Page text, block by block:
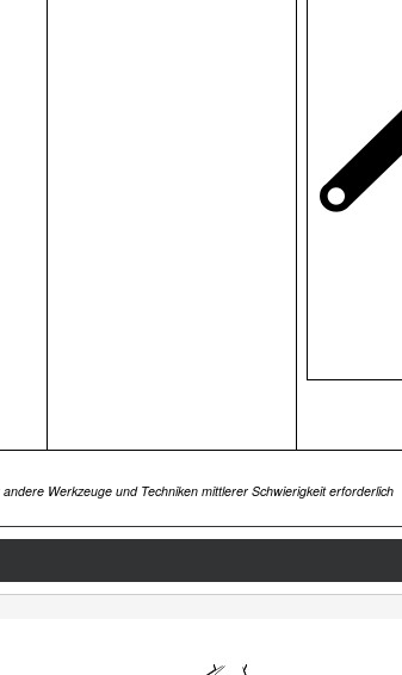
Werkzeuge und Techniken mittlerer Schwierigkeit erforderlich